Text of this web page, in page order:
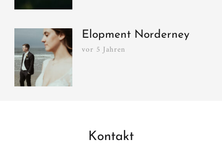
Elopment Norderney
vor 5 Jahren
Kontakt